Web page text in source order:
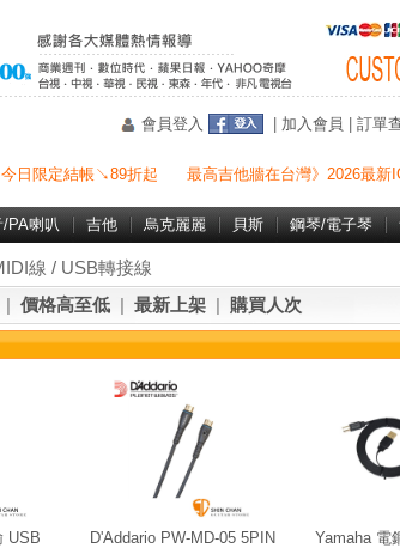
會員登入 加入會員 訂單
日限定結帳↘89折起 最高吉他牆在台灣》2026最新
/PA喇叭 吉他 烏克麗麗 貝斯 鋼琴/電子琴
線 / USB轉接線
| 價格高至低 | 最新上架 | 購買人次
USB
D'Addario PW-MD-05 5PIN
Yamaha 電